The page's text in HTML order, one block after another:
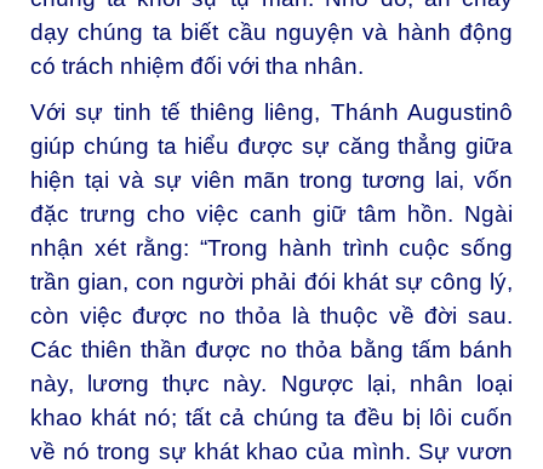
dạy chúng ta biết cầu nguyện và hành động
có trách nhiệm đối với tha nhân.
Với sự tinh tế thiêng liêng, Thánh Augustinô
giúp chúng ta hiểu được sự căng thẳng giữa
hiện tại và sự viên mãn trong tương lai, vốn
đặc trưng cho việc canh giữ tâm hồn. Ngài
nhận xét rằng: “Trong hành trình cuộc sống
trần gian, con người phải đói khát sự công lý,
còn việc được no thỏa là thuộc về đời sau.
Các thiên thần được no thỏa bằng tấm bánh
này, lương thực này. Ngược lại, nhân loại
khao khát nó; tất cả chúng ta đều bị lôi cuốn
về nó trong sự khát khao của mình. Sự vươn